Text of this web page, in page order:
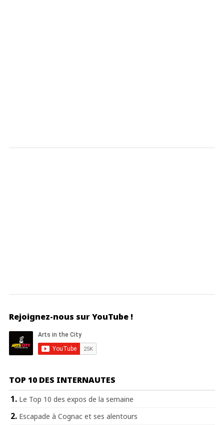
Rejoignez-nous sur YouTube !
TOP 10 DES INTERNAUTES
Le Top 10 des expos de la semaine
Escapade à Cognac et ses alentours